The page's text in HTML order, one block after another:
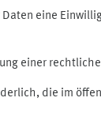
eine
einer
die im